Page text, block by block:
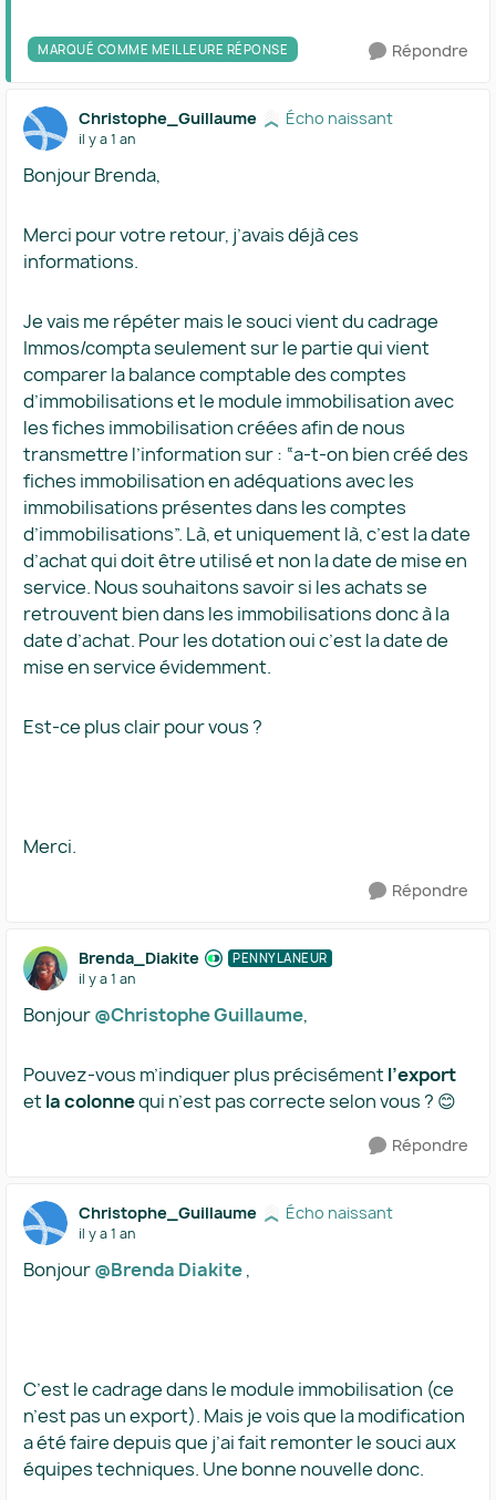
MARQUÉ COMME MEILLEURE RÉPONSE Répondre
Christophe_Guillaume Écho naissant
il y a 1 an
Bonjour Brenda,
Merci pour votre retour, j’avais déjà ces
informations.
Je vais me répéter mais le souci vient du cadrage
Immos/compta seulement sur le partie qui vient
comparer la balance comptable des comptes
d’immobilisations et le module immobilisation avec
les fiches immobilisation créées afin de nous
transmettre l’information sur : “a-t-on bien créé des
fiches immobilisation en adéquations avec les
immobilisations présentes dans les comptes
d’immobilisations”. Là, et uniquement là, c’est la date
d’achat qui doit être utilisé et non la date de mise en
service. Nous souhaitons savoir si les achats se
retrouvent bien dans les immobilisations donc à la
date d’achat. Pour les dotation oui c’est la date de
mise en service évidemment.
Est-ce plus clair pour vous ?
Merci.
Répondre
Brenda_Diakite PENNYLANEUR
il y a 1 an
Bonjour ​@Christophe Guillaume,
Pouvez-vous m’indiquer plus précisément l’export
et la colonnequi n’est pas correcte selon vous ? 😊
Répondre
Christophe_Guillaume Écho naissant
il y a 1 an
Bonjour ​@Brenda Diakite,
C’est le cadrage dans le module immobilisation (ce
n’est pas un export). Mais je vois que la modification
a été faire depuis que j’ai fait remonter le souci aux
équipes techniques. Une bonne nouvelle donc.